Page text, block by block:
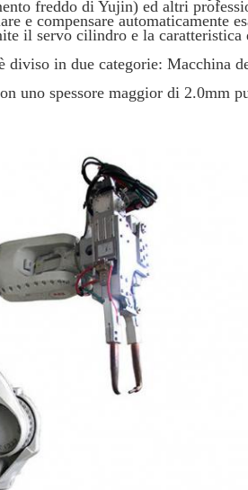
freddo di Yujin) ed altri
e compensare automaticamente
il servo cilindro e la caratteristica
diviso in due categorie: Macchina
uno spessore maggior di 2.0mm